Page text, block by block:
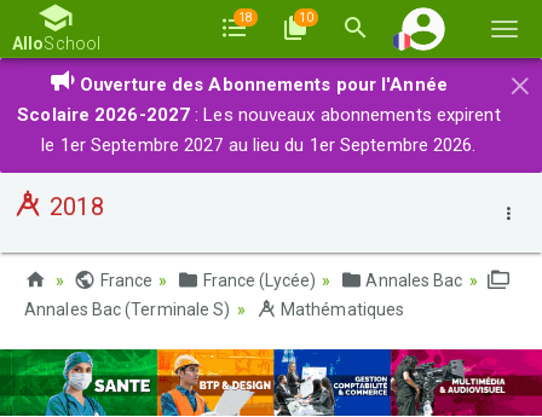
la
AlloSchool
18 10
×
Ouverture des Abonnements pour l'Année
Scolaire 2026-2027 : Les nouveaux abonnements expirent
le 1er Septembre 2027 au lieu du 1er Septembre 2026.
2018
France France (Lycée)
Annales Bac
Annales Bac (Terminale S)
Mathématiques